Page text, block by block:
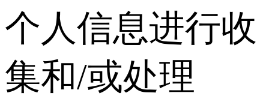
个人信息进行收
集和/或处理